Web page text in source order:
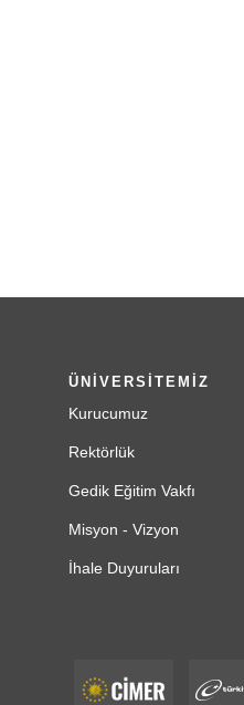
ÜNİVERSİTEMİZ
Kurucumuz
Rektörlük
Gedik Eğitim Vakfı
Misyon - Vizyon
İhale Duyuruları